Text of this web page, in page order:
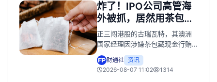
付费转化率。
炸了！IPO公司高管海
外被抓，居然用茶包装
钱行贿
正三闯港股的古瑞瓦特，其澳洲
国家经理因涉嫌茶包藏现金行贿
被捕。该事件引发合规担忧，或
为其上市进程增添变数。
财通社 资讯
2026-08-07 11:02
1314